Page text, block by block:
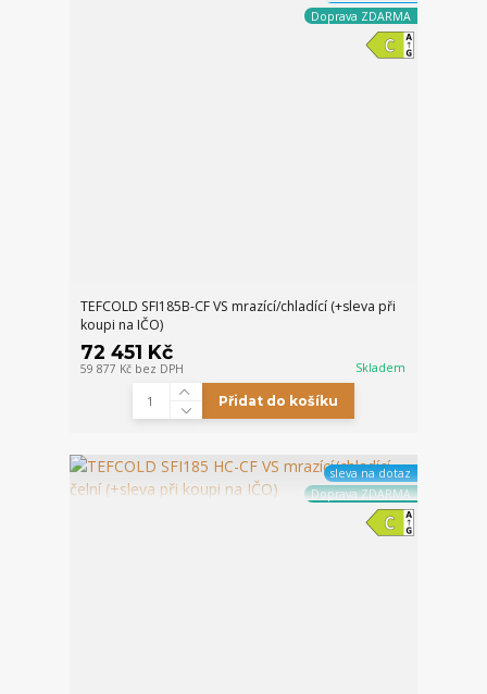
Doprava ZDARMA
TEFCOLD SFI185B-CF VS mrazící/chladící (+sleva při
koupi na IČO)
72 451 Kč
59 877 Kč bez DPH Skladem
Přidat do košíku
sleva na dotaz
Doprava ZDARMA